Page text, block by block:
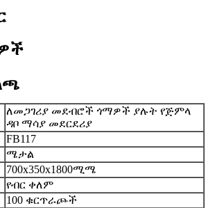
ለመጋገሪያ መደብሮች ጎማዎች ያሉት የጅምላ
ዳቦ ማሳያ መደርደሪያ
FB117
ሜታል
700x350x1800ሚሜ
የብር ቀለም
100 ቁርጥራጮች